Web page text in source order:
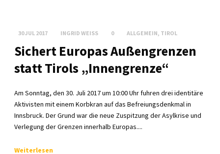
30 JUL 2017 INGRID WEISS 0 ALLGEMEIN TIROL
Sichert Europas Außengrenzen
statt Tirols „Innengrenze“
Am Sonntag, den 30. Juli 2017 um 10:00 Uhr fuhren drei identitäre
Aktivisten mit einem Korbkran auf das Befreiungsdenkmal in
Innsbruck. Der Grund war die neue Zuspitzung der Asylkrise und
Verlegung der Grenzen innerhalb Europas....
Weiterlesen